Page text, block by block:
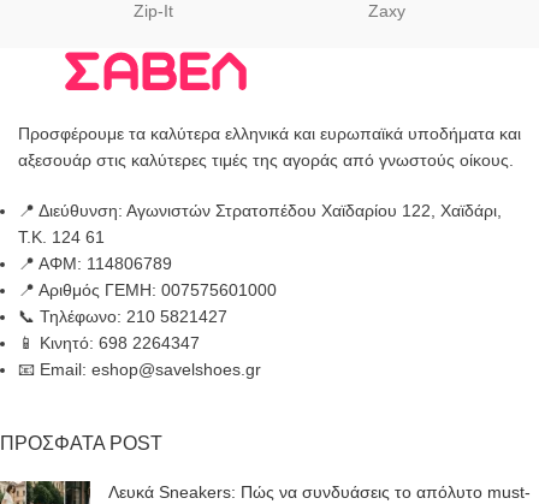
Zip-It Zaxy
Προσφέρουμε τα καλύτερα ελληνικά και ευρωπαϊκά υποδήματα και
αξεσουάρ στις καλύτερες τιμές της αγοράς από γνωστούς οίκους.
📍 Διεύθυνση: Αγωνιστών Στρατοπέδου Χαϊδαρίου 122, Χαϊδάρι,
Τ.Κ. 124 61
📍 ΑΦΜ: 114806789
📍 Αριθμός ΓΕΜΗ: 007575601000
📞 Τηλέφωνο: 210 5821427
📱 Κινητό: 698 2264347
📧 Email: eshop@savelshoes.gr
ΠΡΟΣΦΑΤΑ POST
Λευκά Sneakers: Πώς να συνδυάσεις το απόλυτο must-